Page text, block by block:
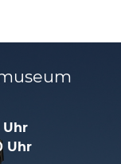
Uhr
Uhr